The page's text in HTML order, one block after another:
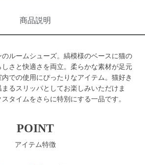
商品説明
ルームシューズ。縞模様のベースに猫の
さと快適さを両立。柔らかな素材が足元
での使用にぴったりなアイテム。猫好き
るスリッパとしてお楽しみいただけま
タイムをさらに特別にする一品です。
POINT
アイテム特徴